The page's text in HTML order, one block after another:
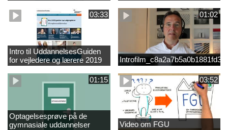
03:33
Intro til UddannelsesGuiden
for vejledere og lærere 2019
01:02
01:15
Optagelsesprøve på de
gymnasiale uddannelser
03:52
Video om FGU